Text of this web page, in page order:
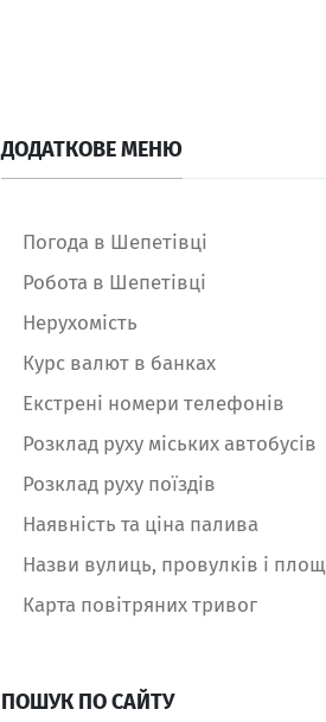
ДОДАТКОВЕ МЕНЮ
Погода в Шепетівці
Робота в Шепетівці
Нерухомість
Курс валют в банках
Екстрені номери телефонів
Розклад руху міських автобусів
Розклад руху поїздів
Наявність та ціна палива
Назви вулиць, провулків і площ
Карта повітряних тривог
ПОШУК ПО САЙТУ